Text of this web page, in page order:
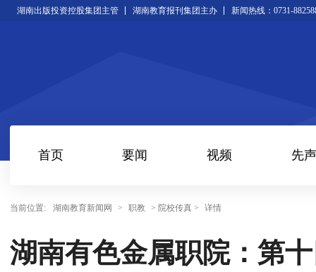
湖南出版投资控股集团主管 湖南教育报刊集团主办 新闻热线：0731-
首页 要闻 视频 先声
当前位置: 湖南教育新闻网 > 职教 > 院校传真 > 详情
湖南有色金属职院：第